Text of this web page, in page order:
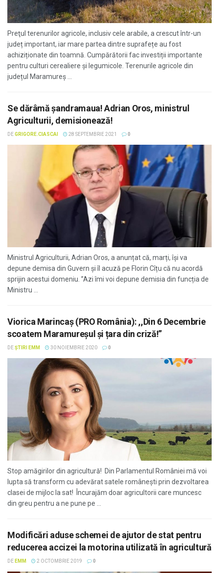
Preţul terenurilor agricole, inclusiv cele arabile, a crescut într-un
județ important, iar mare partea dintre suprafețe au fost
achiziționate din toamnă. Cumpărătorii fac investiții importante
pentru culturi cerealiere şi legumicole. Terenurile agricole din
județul Maramureș ...
Se dărâmă șandramaua! Adrian Oros, ministrul
Agriculturii, demisionează!
DEGRIGORE.CIASCAI 28 SEPTEMBRIE 2021 0
Ministrul Agriculturii, Adrian Oros, a anunțat că, marți, își va
depune demisa din Guvern și îl acuză pe Florin Cîțu că nu acordă
sprijin acestui domeniu. ”Azi îmi voi depune demisia din funcția de
Ministru ...
Viorica Marincaș (PRO România): ,,Din 6 Decembrie
scoatem Maramureșul și țara din criză!”
DEȘTIRI EMM 30 NOIEMBRIE 2020 0
Stop amăgirilor din agricultură! Din Parlamentul României mă voi
lupta să transform cu adevărat satele românești prin dezvoltarea
clasei de mijloc la sat! Încurajăm doar agricultorii care muncesc
din greu pentru a ne pune pe ...
Modificări aduse schemei de ajutor de stat pentru
reducerea accizei la motorina utilizată în agricultură
DE EMM 2 OCTOMBRIE 2019 0